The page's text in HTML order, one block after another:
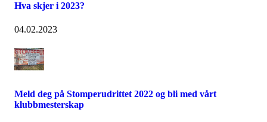
Hva skjer i 2023?
04.02.2023
Meld deg på Stomperudrittet 2022 og bli med vårt
klubbmesterskap